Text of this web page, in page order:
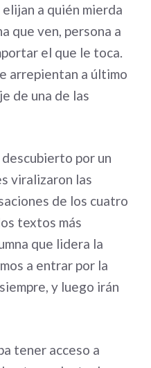
a quién mierda
que ven, persona a
el que le toca.
arrepientan a último
de una de las
por un
viralizaron las
de los cuatro
textos más
que lidera la
a entrar por la
y luego irán
tener acceso a